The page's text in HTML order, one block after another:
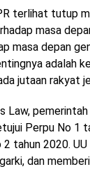
terlihat tutup
masa
masa depan
adalah
jutaan rakyat
Law,
Perpu No 1
2 tahun 2020.
dan